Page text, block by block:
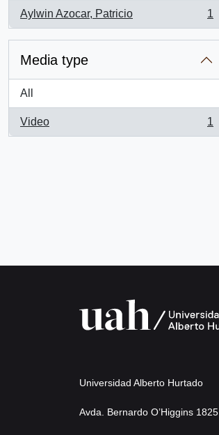
Aylwin Azocar, Patricio
, 1 results
1
Media type
All
Video
, 1 results
1
Universidad Alberto Hurtado
Avda. Bernardo O’Higgins 1825